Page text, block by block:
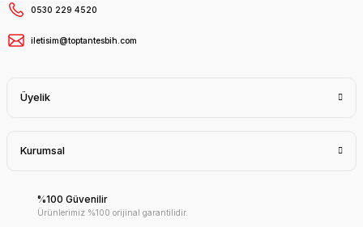
0530 229 4520
iletisim@toptantesbih.com
Üyelik
Kurumsal
%100 Güvenilir
Ürünlerimiz %100 orijinal garantilidir.